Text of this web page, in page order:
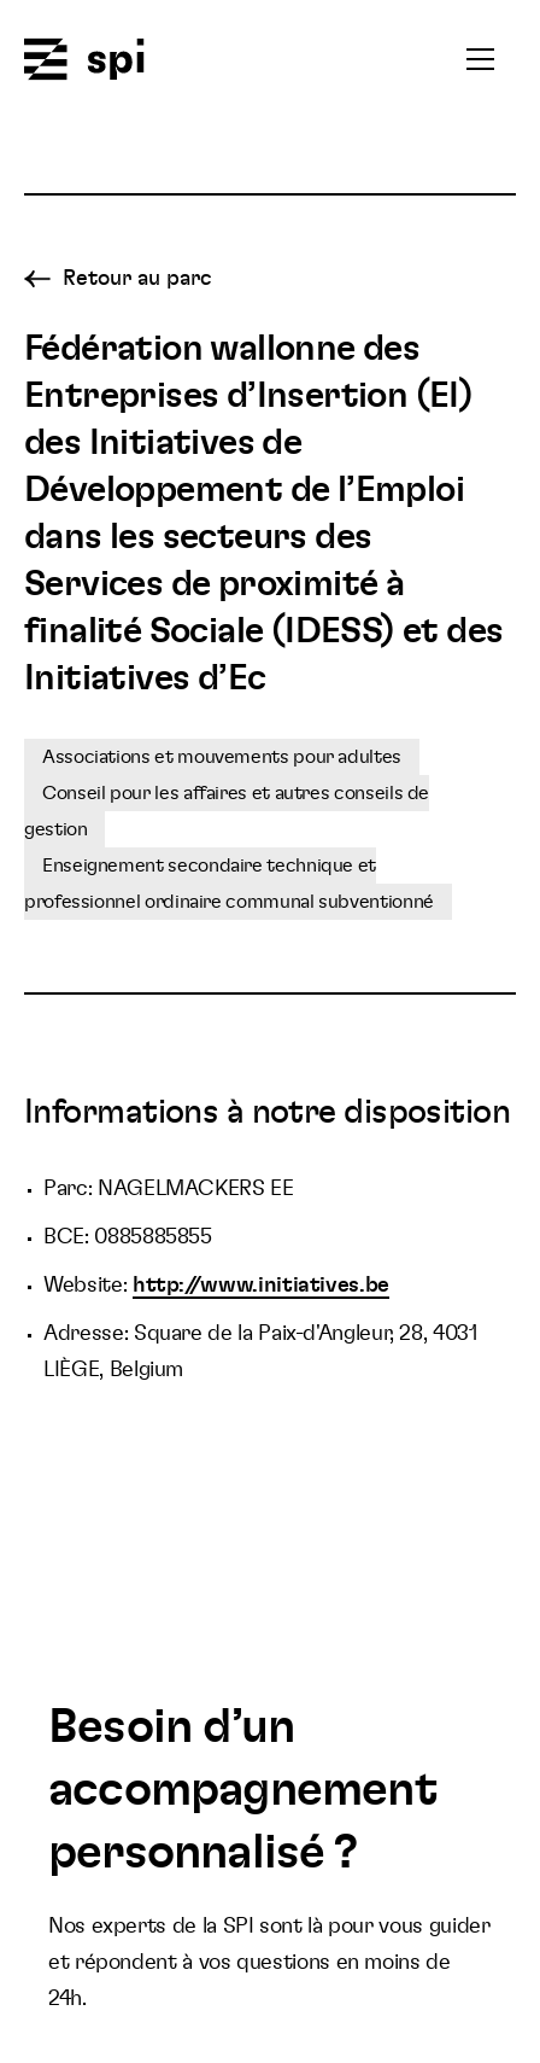
Ouvrir
Retour au parc
Fédération wallonne des
Entreprises d’Insertion (EI)
des Initiatives de
Développement de l’Emploi
dans les secteurs des
Services de proximité à
finalité Sociale (IDESS) et des
Initiatives d’Ec
Associations et mouvements pour adultes
Conseil pour les affaires et autres conseils de
gestion
Enseignement secondaire technique et
professionnel ordinaire communal subventionné
Informations à notre disposition
Parc: NAGELMACKERS EE
BCE: 0885885855
Website: http://www.initiatives.be
Adresse: Square de la Paix-d'Angleur, 28, 4031
LIÈGE, Belgium
Besoin d’un
accompagnement
personnalisé ?
Nos experts de la SPI sont là pour vous guider
et répondent à vos questions en moins de
24h.